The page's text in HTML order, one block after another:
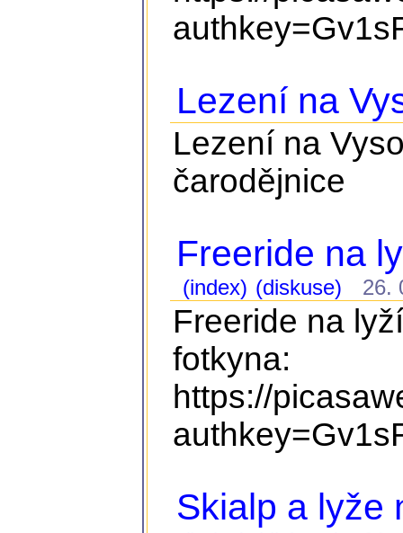
Lezení na
Lezení na
čarodějnice
Freeride na
(index) (diskuse) 26.
Freeride na
fotkyna:
https://
Skialp a lyže